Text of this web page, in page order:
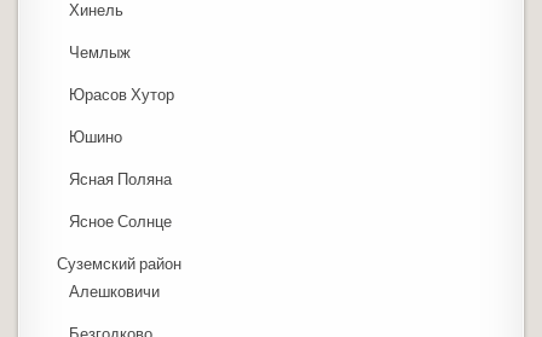
Хинель
Чемлыж
Юрасов Хутор
Юшино
Ясная Поляна
Ясное Солнце
Суземский район
Алешковичи